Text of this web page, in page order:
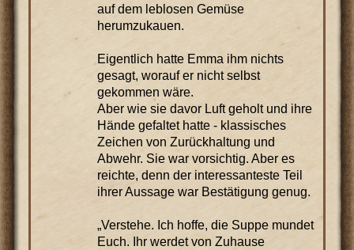
auf dem leblosen Gemüse
herumzukauen.
Eigentlich hatte Emma ihm nichts
gesagt, worauf er nicht selbst
gekommen wäre.
Aber wie sie davor Luft geholt und ihre
Hände gefaltet hatte - klassisches
Zeichen von Zurückhaltung und
Abwehr. Sie war vorsichtig. Aber es
reichte, denn der interessanteste Teil
ihrer Aussage war Bestätigung genug.
„Verstehe. Ich hoffe, die Suppe mundet
Euch. Ihr werdet von Zuhause